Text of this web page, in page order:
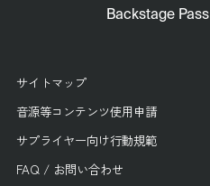
Backstage Pass
サイトマップ
音源等コンテンツ使用申請
サプライヤー向け行動規範
FAQ / お問い合わせ